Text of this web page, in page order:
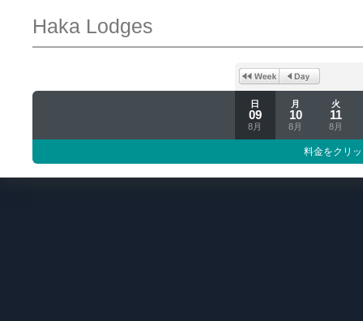
Haka Lodges
日
09
8月
月
10
8月
火
11
8月
料金をクリ